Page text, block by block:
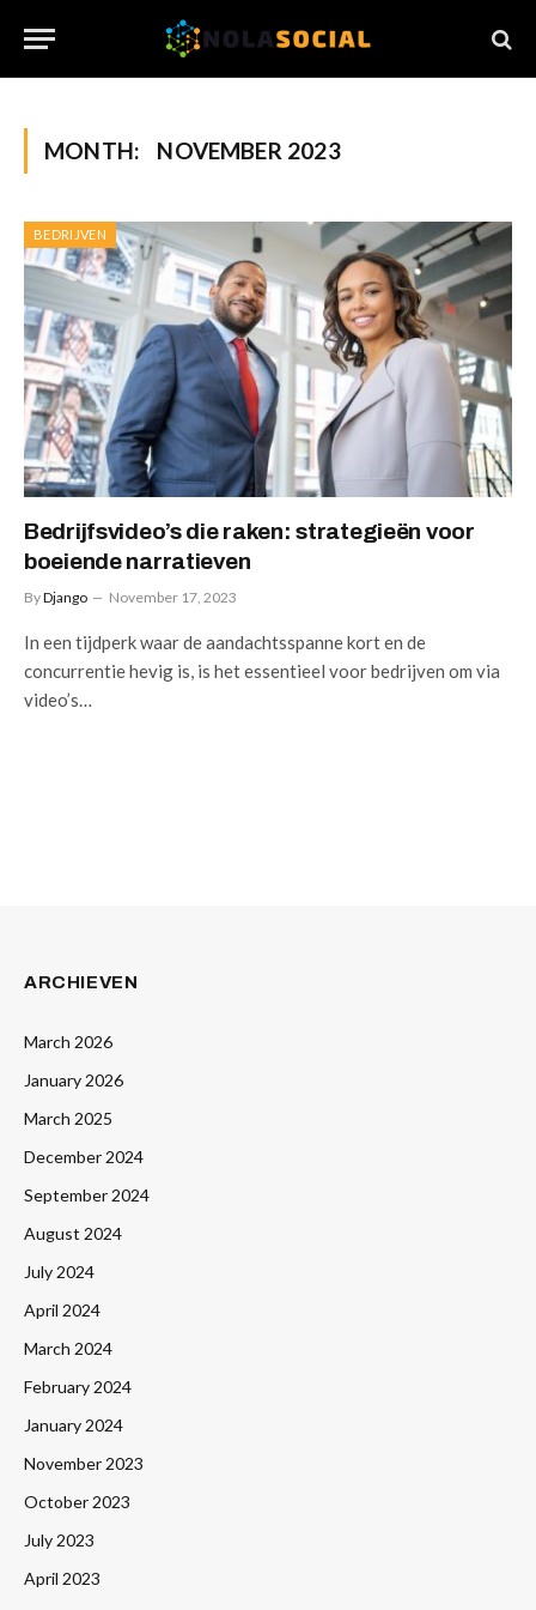
MONTH: NOVEMBER 2023
BEDRIJVEN
Bedrijfsvideo’s die raken: strategieën voor
boeiende narratieven
ByDjango November 17, 2023
In een tijdperk waar de aandachtsspanne kort en de
concurrentie hevig is, is het essentieel voor bedrijven om via
video’s…
ARCHIEVEN
March 2026
January 2026
March 2025
December 2024
September 2024
August 2024
July 2024
April 2024
March 2024
February 2024
January 2024
November 2023
October 2023
July 2023
April 2023